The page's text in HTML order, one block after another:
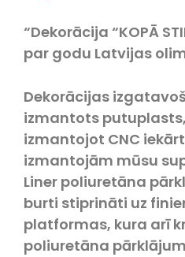
“Dekorācija “KOPĀ
par godu Latvijas
Dekorācijas
izmantots
izmantojot CNC
izmantojām mūsu
Liner poliuretāna
burti stiprināti uz
platformas, kura arī
poliuretāna